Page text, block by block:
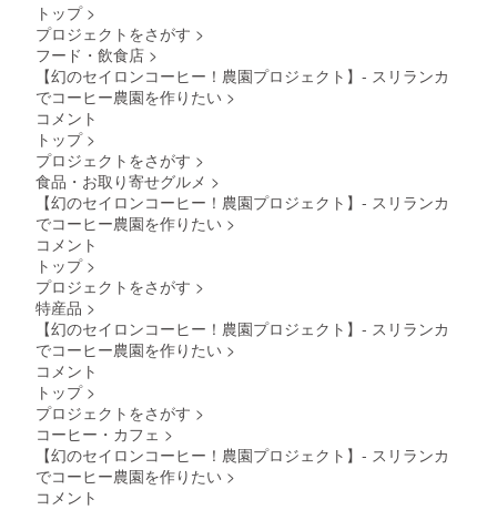
アイス
コー
にお作
りして
をお楽
しみい
す。 原
りして
いま
しみい
ただく
す。 原
材料及
ベルに
トップ >
プロジェクトをさがす >
フード・飲食店 >
【幻のセイロンコーヒー！農園プロジェクト】- スリランカ
でコーヒー農園を作りたい >
コメント
トップ >
プロジェクトをさがす >
食品・お取り寄せグルメ >
【幻のセイロンコーヒー！農園プロジェクト】- スリランカ
でコーヒー農園を作りたい >
コメント
トップ >
プロジェクトをさがす >
特産品 >
【幻のセイロンコーヒー！農園プロジェクト】- スリランカ
でコーヒー農園を作りたい >
コメント
トップ >
プロジェクトをさがす >
コーヒー・カフェ >
【幻のセイロンコーヒー！農園プロジェクト】- スリランカ
でコーヒー農園を作りたい >
コメント